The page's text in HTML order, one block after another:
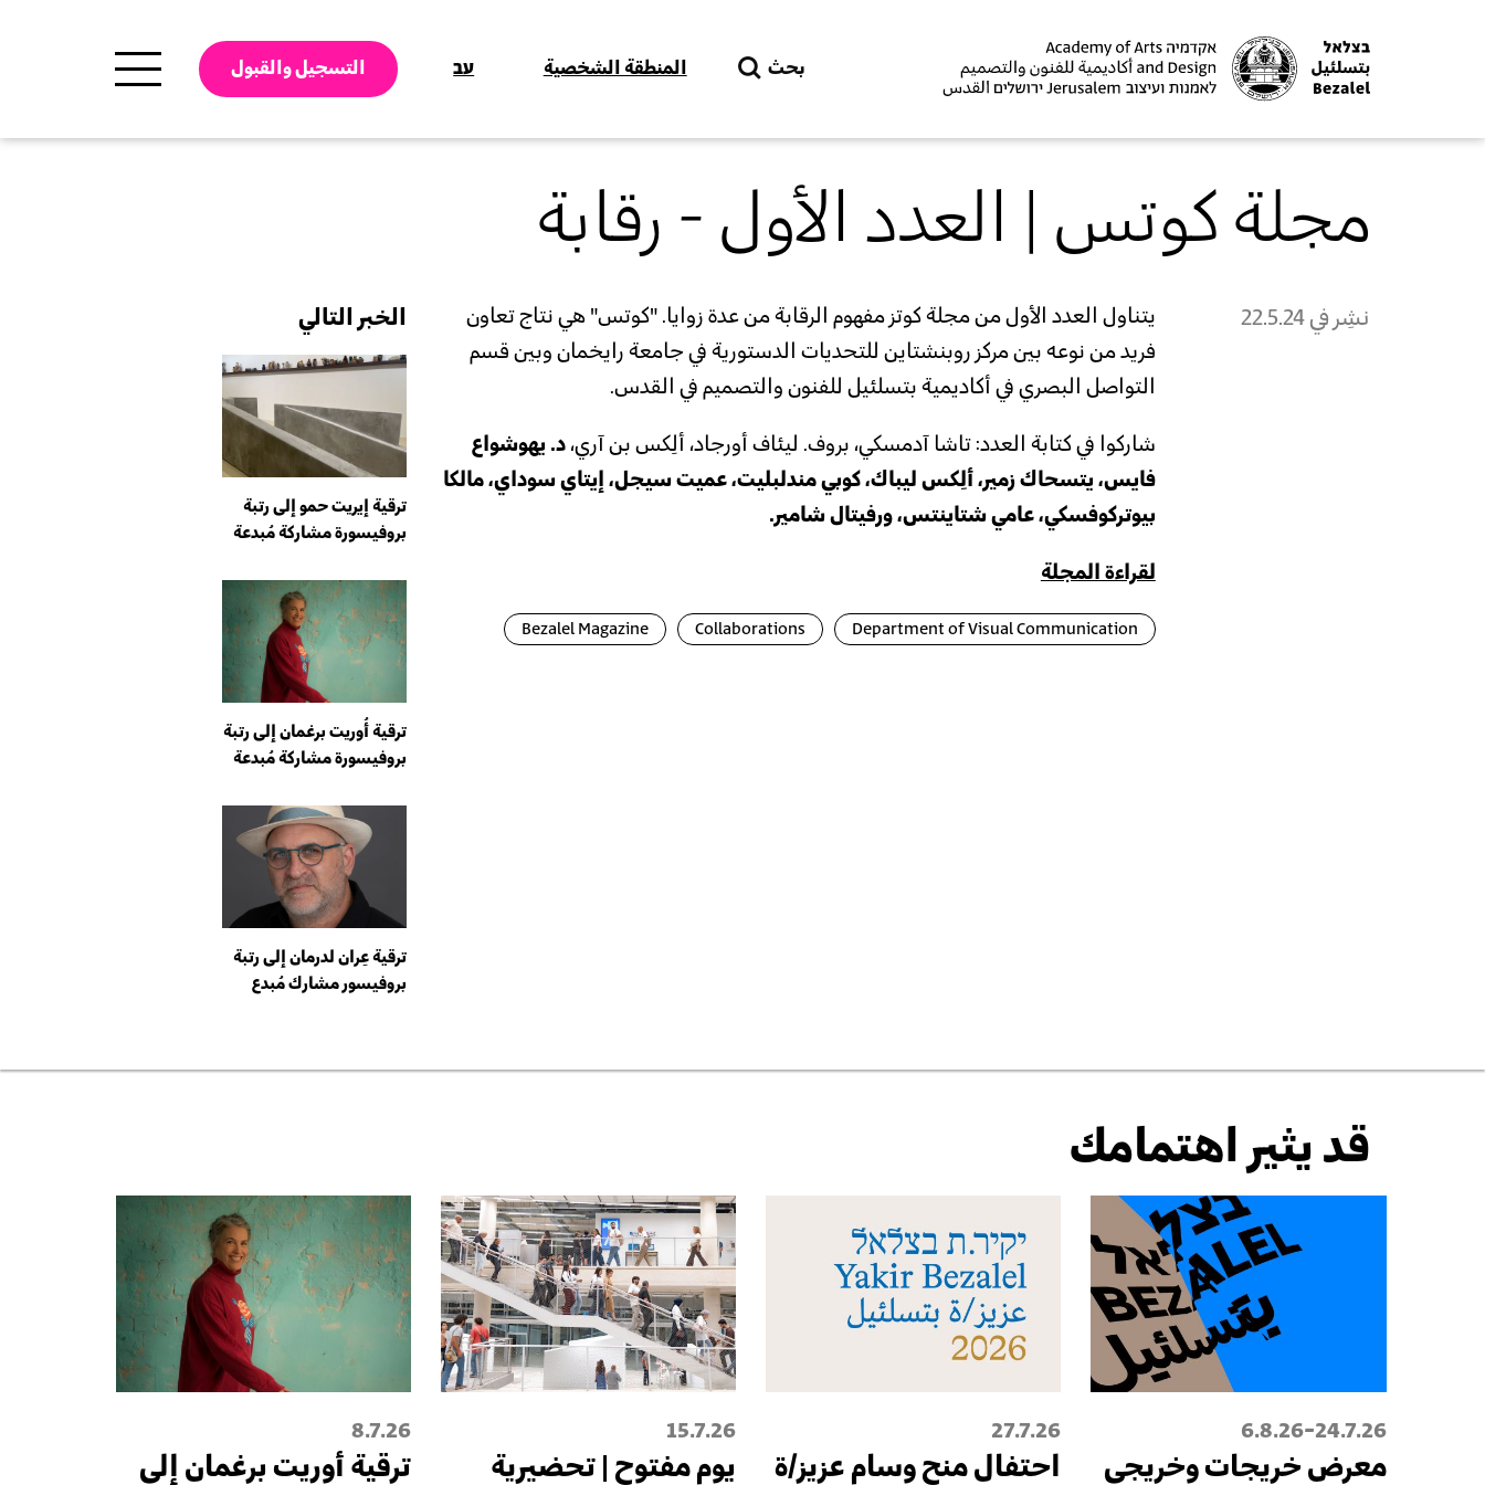
بحث المنطقة الشخصية עב التسجيل والقبول
مجلة كوتس | العدد الأول - رقابة
نشِر في22.5.24
يتناول العدد الأول من مجلة كوتز مفهوم الرقابة من عدة زوايا. "كوتس" هي نتاج تعاون
فريد من نوعه بين مركز روبنشتاين للتحديات الدستورية في جامعة رايخمان وبين قسم
التواصل البصري في أكاديمية بتسلئيل للفنون والتصميم في القدس.
شاركوا في كتابة العدد:تاشا آدمسكي، بروف. ليئاف أورجاد، ألِكس بن آري،د. يهوشواع
فايس، يتسحاك زمير، ألِكس ليباك، كوبي مندلبليت، عميت سيجل، إيتاي سوداي، مالكا
بيوتركوفسكي، عامي شتاينتس، ورفيتال شامير.
لقراءة المجلة
Department of Visual Communication
Collaborations
Bezalel Magazine
الخبر التالي
ترقية إيريت حمو إلى رتبة
بروفيسورة مشاركة مُبدعة
ترقية أُوريت برغمان إلى رتبة
بروفيسورة مشاركة مُبدعة
ترقية عِران لدرمان إلى رتبة
بروفيسور مشارك مُبدع
قد يثير اهتمامك
24.7.26
-
6.8.26
معرض خريجات وخريجي
27.7.26
احتفال منح وسام عزيز/ة
15.7.26
يوم مفتوح | تحضيرية
8.7.26
ترقية أُوريت برغمان إلى